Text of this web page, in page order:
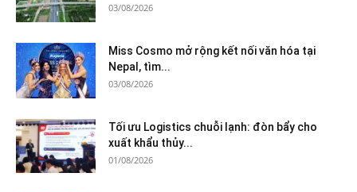
03/08/2026
Miss Cosmo mở rộng kết nối văn hóa tại
Nepal, tìm...
03/08/2026
Tối ưu Logistics chuỗi lạnh: đòn bẩy cho
xuất khẩu thủy...
01/08/2026